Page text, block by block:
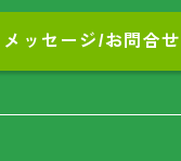
メッセージ/お問合せ